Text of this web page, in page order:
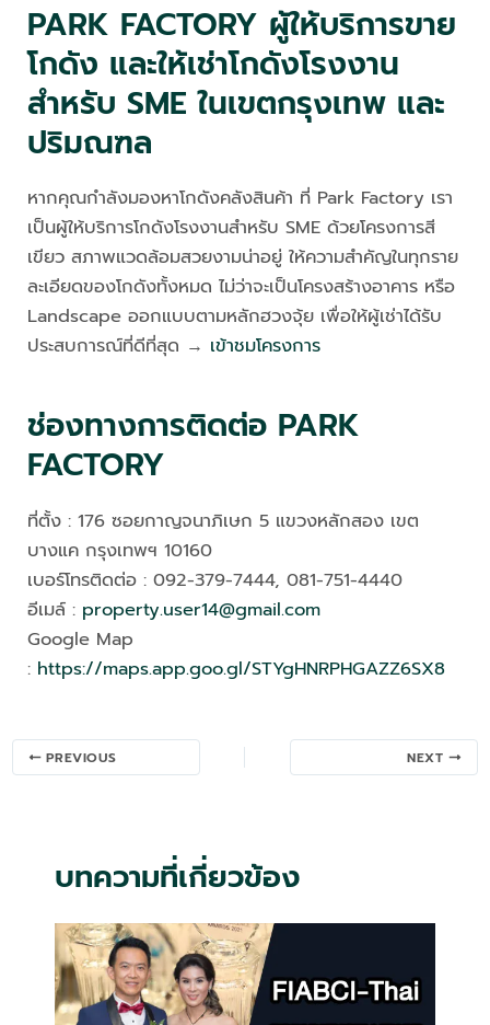
PARK FACTORY ผู้ให้บริการขาย
โกดัง และให้เช่าโกดังโรงงาน
สำหรับ SME ในเขตกรุงเทพ และ
ปริมณฑล
หากคุณกำลังมองหาโกดังคลังสินค้า ที่ Park Factory เรา
เป็นผู้ให้บริการโกดังโรงงานสำหรับ SME ด้วยโครงการสี
เขียว สภาพแวดล้อมสวยงามน่าอยู่ ให้ความสำคัญในทุกราย
ละเอียดของโกดังทั้งหมด ไม่ว่าจะเป็นโครงสร้างอาคาร หรือ
Landscape ออกแบบตามหลักฮวงจุ้ย เพื่อให้ผู้เช่าได้รับ
ประสบการณ์ที่ดีที่สุด → เข้าชมโครงการ
ช่องทางการติดต่อ PARK
FACTORY
ที่ตั้ง : 176 ซอยกาญจนาภิเษก 5 แขวงหลักสอง เขต
บางแค กรุงเทพฯ 10160
เบอร์โทรติดต่อ : 092-379-7444, 081-751-4440
อีเมล์ : property.user14@gmail.com
Google Map
: https://maps.app.goo.gl/STYgHNRPHGAZZ6SX8
Post
navigation
PREVIOUS NEXT
บทความที่เกี่ยวข้อง